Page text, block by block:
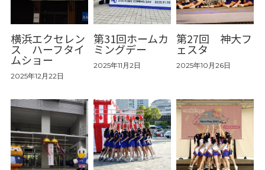
横浜エクセレン
ス ハーフタイ
ムショー
2025年12月22日
第31回ホームカ
ミングデー
2025年11月2日
第27回 神大フ
ェスタ
2025年10月26日